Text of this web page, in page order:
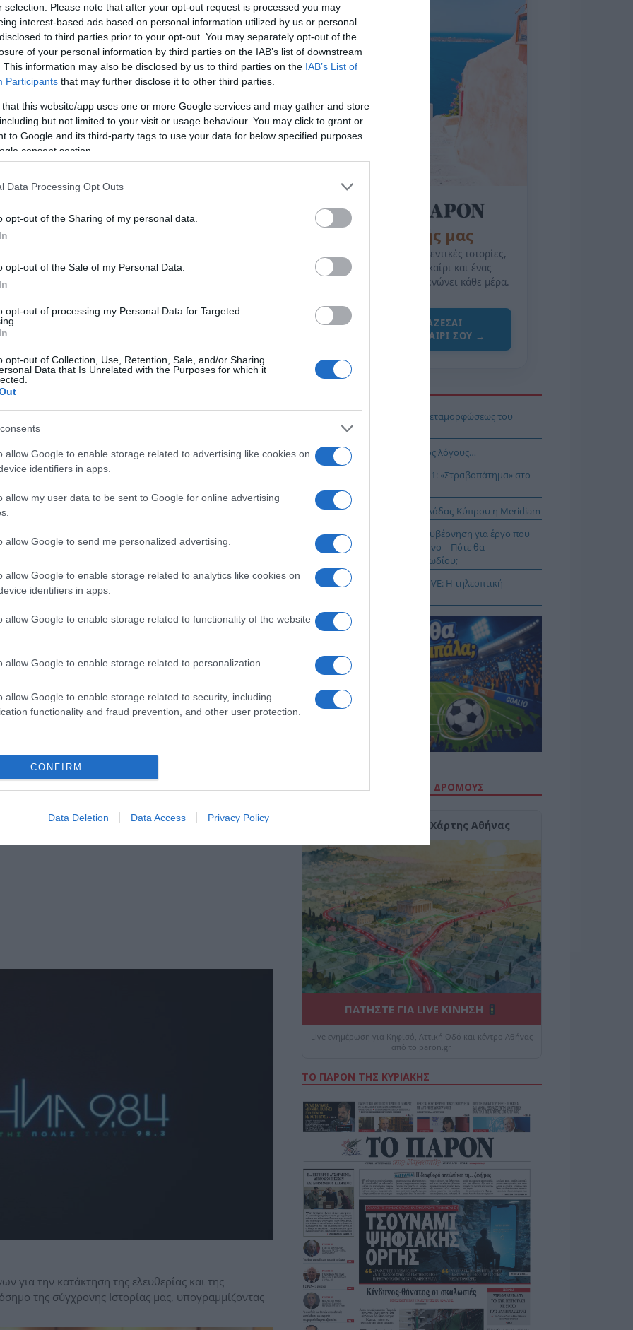
selection. Please note that after your opt-out request is processed you may
interest-based ads based on personal information utilized by us or personal
to third parties prior to your opt-out. You may separately opt-out of the
of your personal information by third parties on the IAB’s list of downstream
This information may also be disclosed by us to third parties on the IAB’s List of
Participants that may further disclose it to other third parties.
that this website/app uses one or more Google services and may gather and store
but not limited to your visit or usage behaviour. You may click to grant or
to Google and its third-party tags to use your data for below specified purposes
consent section.
Data Processing Opt Outs
opt-out of the Sharing of my personal data.
opt-out of the Sale of my Personal Data.
opt-out of processing my Personal Data for Targeted
opt-out of Collection, Use, Retention, Sale, and/or Sharing
Data that Is Unrelated with the Purposes for which it
allow Google to enable storage related to advertising like cookies on
identifiers in apps.
allow my user data to be sent to Google for online advertising
allow Google to send me personalized advertising.
allow Google to enable storage related to analytics like cookies on
identifiers in apps.
allow Google to enable storage related to functionality of the website
allow Google to enable storage related to personalization.
allow Google to enable storage related to security, including
functionality and fraud prevention, and other user protection.
CONFIRM
Data Deletion Data Access Privacy Policy
ΤΟΝ ΑΠΟΔΗΜΟ ΕΛΛΗΝΙΣΜΟ ΓΙΑ ΤΗΝ
ΕΠΑΝΑΣΤΑΣΗ
του εξωτερικού, Το μήνυμα που σας μεταφέρω
Μαρτίου, ενέχει ιδιαίτερο […]
έργα Παύλου Καρρέρ και Νίκου Σκαλκώτα
χορούς θα προβληθούν την Πέμπτη 25 Μαρτίου
και στο YouTube της […]
ευεργετών πριν και μετά τον
25ης Μαρτίου του 1821, από την οποία εφέτος
την κατάκτηση της ελευθερίας και της
της σύγχρονης Ιστορίας μας, υπογραμμίζοντας
της Ζωής μας
Οι άνθρωποι, οι αυθεντικές ιστορίες,
το ελληνικό καλοκαίρι και ένας
πολιτισμός που μας ενώνει κάθε μέρα.
ΌΣΑ ΧΡΕΙΆΖΕΣΑΙ
ΓΙΑ ΤΟ ΚΑΛΟΚΑΊΡΙ ΣΟΥ →
LIVE: Η Θεία Λειτουργία της Μεταμορφώσεως του
Ξύπνησαν, αλλά για τους λάθος λόγους…
Παναθηναϊκός – ΤΣΣΚΑ 1948 1-1: «Στραβοπάτημα» στο
ΟΑΚΑ
GSI: Στο έργο διασύνδεσης Ελλάδας-Κύπρου η Meridiam
ΕΛ.Α.Σ Να μην πανηγυρίζει η κυβέρνηση για έργο που
έχει παγώσει εδώ και έναν χρόνο – Πότε θα
ολοκληρωθεί το έργο του καλωδίου;
Παναθηναϊκός – ΤΣΣΚΑ 1948 LIVE: Η τηλεοπτική
ΔΕΙΤΕ ΤΗΝ ΚΙΝΗΣΗ ΣΤΟΥΣ ΔΡΌΜΟΥΣ
Κίνηση Τώρα: Live Χάρτης Αθήνας
ΠΑΤΗΣΤΕ ΓΙΑ LIVE ΚΙΝΗΣΗ
Live ενημέρωση για Κηφισό, Αττική Οδό και κέντρο Αθήνας
από το paron.gr
ΤΟ ΠΑΡΟΝ ΤΗΣ ΚΥΡΙΑΚΗΣ